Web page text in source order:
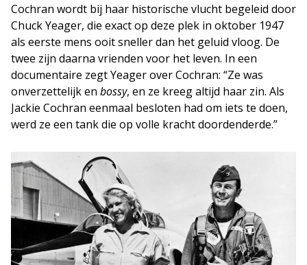
Cochran wordt bij haar historische vlucht begeleid door
Chuck Yeager, die exact op deze plek in oktober 1947
als eerste mens ooit sneller dan het geluid vloog. De
twee zijn daarna vrienden voor het leven. In een
documentaire zegt Yeager over Cochran: “Ze was
onverzettelijk en bossy, en ze kreeg altijd haar zin. Als
Jackie Cochran eenmaal besloten had om iets te doen,
werd ze een tank die op volle kracht doordenderde.”